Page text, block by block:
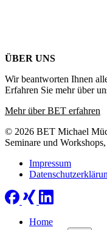
ÜBER UNS
Wir beantworten Ihnen
Erfahren Sie mehr über
Mehr über BET erfahren
© 2026 BET Michael
Seminare und
Impressum
Home